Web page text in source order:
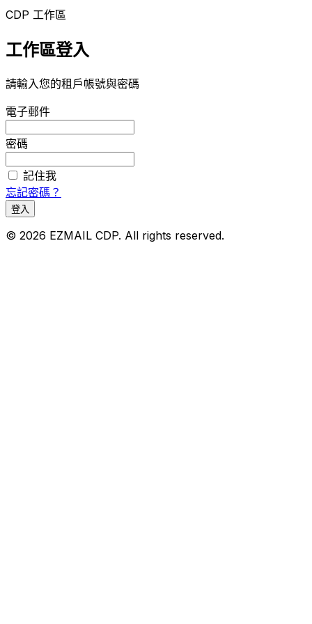
CDP 工作區
工作區登入
請輸入您的租戶帳號與密碼
電子郵件
密碼
記住我
忘記密碼？
登入
© 2026 EZMAIL CDP. All rights reserved.